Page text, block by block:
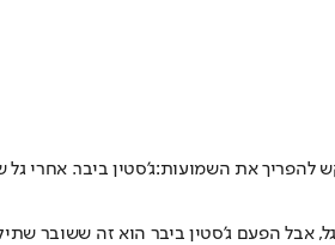
להפריך את השמועות:ג'סטין ביבר. אחרי גל
אבל הפעם ג'סטין ביבר הוא זה ששובר